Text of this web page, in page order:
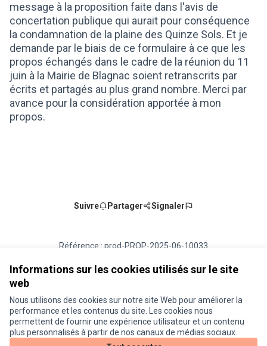
Informations sur les cookies utilisés sur le site
web
Nous utilisons des cookies sur notre site Web pour améliorer la
performance et les contenus du site. Les cookies nous
permettent de fournir une expérience utilisateur et un contenu
plus personnalisés à partir de nos canaux de médias sociaux.
message à la proposition faite dans l'avis de
concertation publique qui aurait pour conséquence
la condamnation de la plaine des Quinze Sols. Et je
demande par le biais de ce formulaire à ce que les
propos échangés dans le cadre de la réunion du 11
juin à la Mairie de Blagnac soient retranscrits par
écrits et partagés au plus grand nombre. Merci par
avance pour la considération apportée à mon
propos.
Suivre Partager Signaler
Référence : prod-PROP-2025-06-10033
Vérifiez l'empreinte numérique
Conditions d'utilisation
Paramètres des cookies
Je participe ! sur X
(Lien externe)
Je participe ! sur Facebook
Je participe ! sur Instagram